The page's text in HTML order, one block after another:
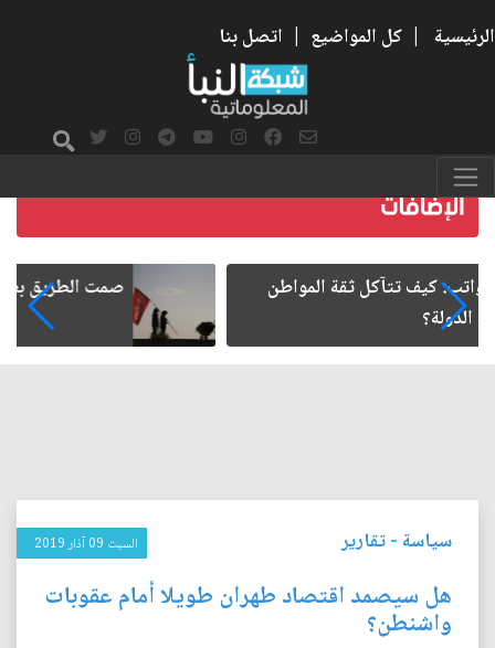
الرئيسية | كل المواضيع | اتصل بنا
صمت الطريق بعد الأربعين
سياسة-تقارير السبت 09 آذار 2019
هل سيصمد اقتصاد طهران طويلا أمام عقوبات
واشنطن؟